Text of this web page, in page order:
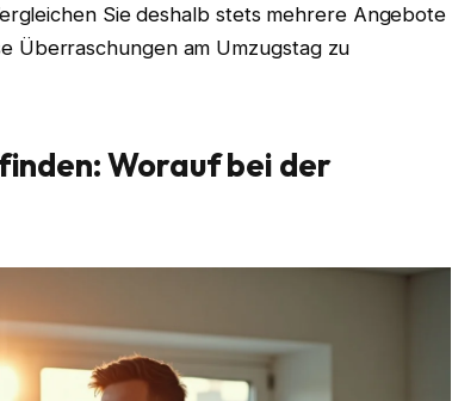
Sie deshalb stets mehrere Angebote
Überraschungen am Umzugstag zu
Worauf bei der